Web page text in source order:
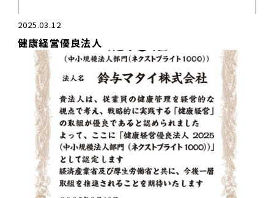
2025.03.12
健康経営優良法人